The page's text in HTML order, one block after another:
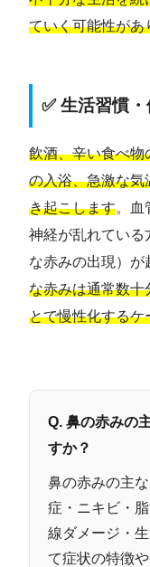
ていく可能性があ
✅ 生活習慣
飲酒、辛い食べ物
の入浴、急激な気
き起こします。血
神経が乱れている
な赤みの出現）が
な赤みは通常数十
とで慢性化するケ
Q. 鼻の赤みの
すか？
鼻の赤みの主
症・ニキビ・
線ダメージ・
て症状の特徴